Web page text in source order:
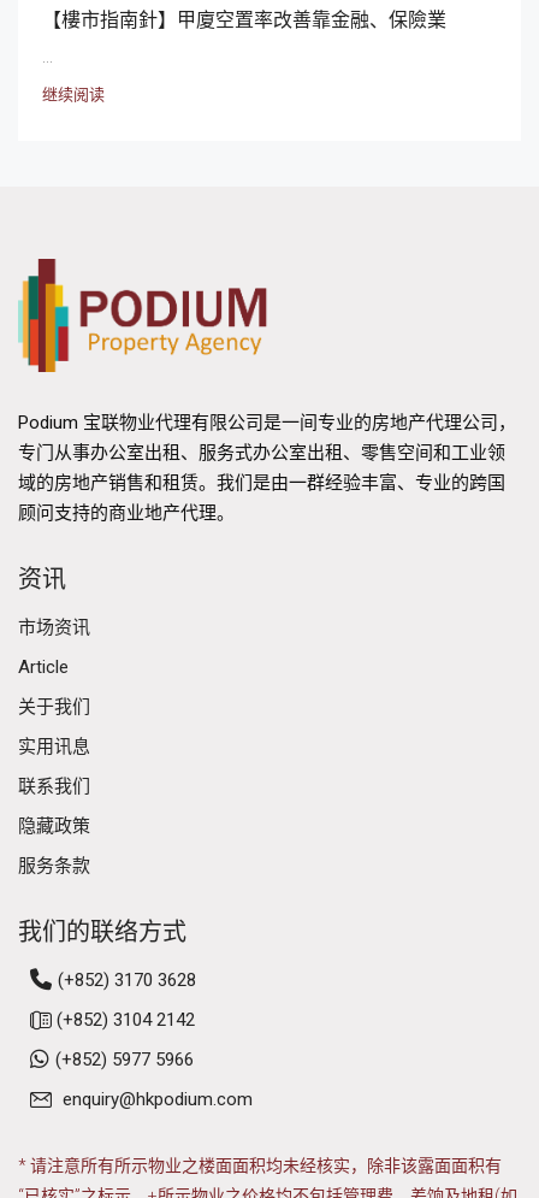
【樓市指南針】甲廈空置率改善靠金融、保險業
继续阅读
Podium 宝联物业代理有限公司是一间专业的房地产代理公司，
专门从事办公室出租、服务式办公室出租、零售空间和工业领
域的房地产销售和租赁。我们是由一群经验丰富、专业的跨国
顾问支持的商业地产代理。
资讯
市场资讯
Article
关于我们
实用讯息
联系我们
隐藏政策
服务条款
我们的联络方式
(+852) 3170 3628
(+852) 3104 2142
(+852) 5977 5966
enquiry@hkpodium.com
* 请注意所有所示物业之楼面面积均未经核实，除非该露面面积有